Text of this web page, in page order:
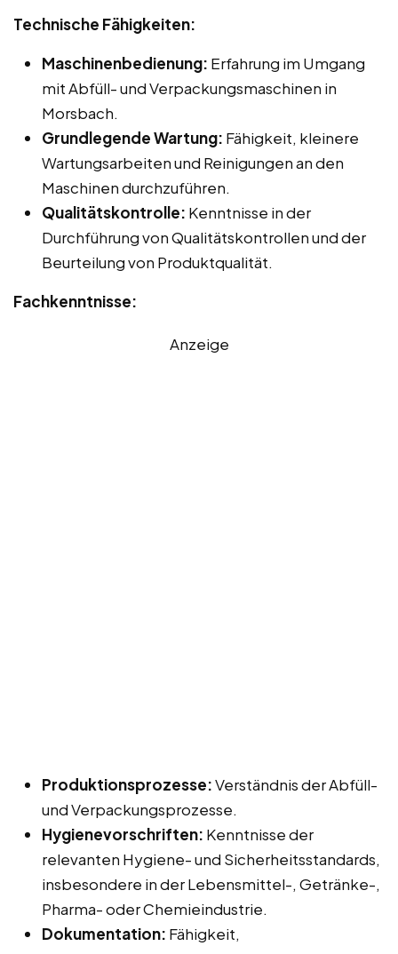
Technische Fähigkeiten:
Maschinenbedienung: Erfahrung im Umgang
mit Abfüll- und Verpackungsmaschinen in
Morsbach.
Grundlegende Wartung: Fähigkeit, kleinere
Wartungsarbeiten und Reinigungen an den
Maschinen durchzuführen.
Qualitätskontrolle: Kenntnisse in der
Durchführung von Qualitätskontrollen und der
Beurteilung von Produktqualität.
Fachkenntnisse:
Anzeige
Produktionsprozesse:Verständnis der Abfüll-
und Verpackungsprozesse.
Hygienevorschriften: Kenntnisse der
relevanten Hygiene- und Sicherheitsstandards,
insbesondere in der Lebensmittel-, Getränke-,
Pharma- oder Chemieindustrie.
Dokumentation: Fähigkeit,